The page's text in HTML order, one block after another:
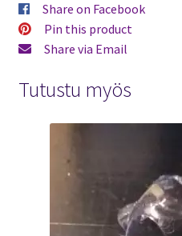
Share on Facebook
Pin this product
Share via Email
Tutustu myös